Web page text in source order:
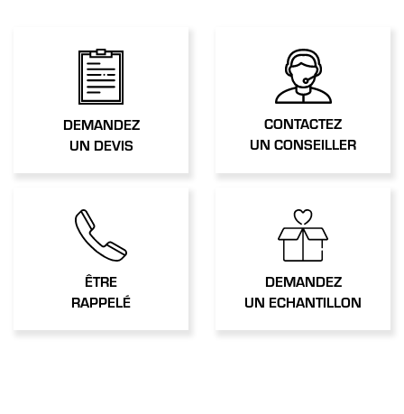
DEMANDEZ
UN DEVIS
CONTACTEZ
UN CONSEILLER
ÊTRE
RAPPELÉ
DEMANDEZ
UN ECHANTILLON